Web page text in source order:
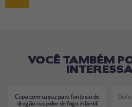
VOCÊ TAMBÉM
Capa com capuz para fantasia de
dragão cuspidor de fogo infantil